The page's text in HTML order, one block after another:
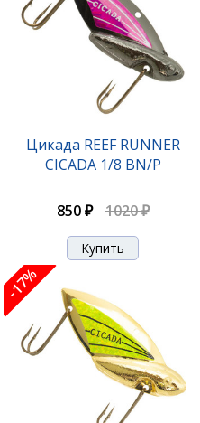
Цикада REEF RUNNER
CICADA 1/8 BN/P
850 ₽ 1020 ₽
-17%